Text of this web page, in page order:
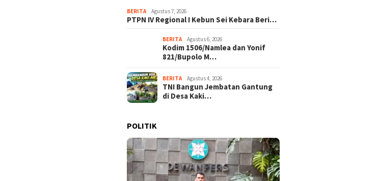
BERITA Agustus 7, 2026
PTPN IV Regional I Kebun Sei Kebara Beri…
BERITA Agustus 6, 2026
Kodim 1506/Namlea dan Yonif
821/Bupolo M…
BERITA Agustus 4, 2026
TNI Bangun Jembatan Gantung
di Desa Kaki…
POLITIK